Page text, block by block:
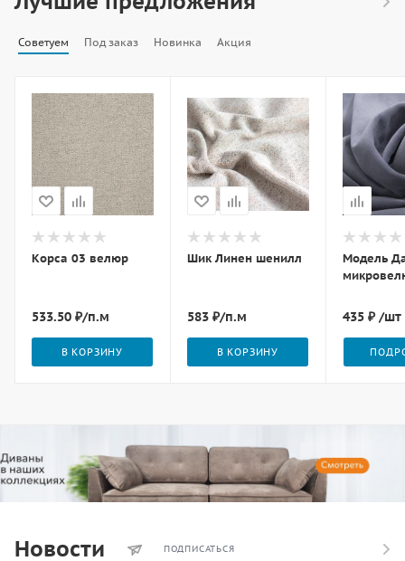
Советуем Под заказ Новинка Акция
Корса 03 велюр
533.50 ₽/п.м
В КОРЗИНУ
Шик Линен шенилл
583 ₽/п.м
В КОРЗИНУ
Модель
435 ₽ /шт
Новости ПОДПИСАТЬСЯ